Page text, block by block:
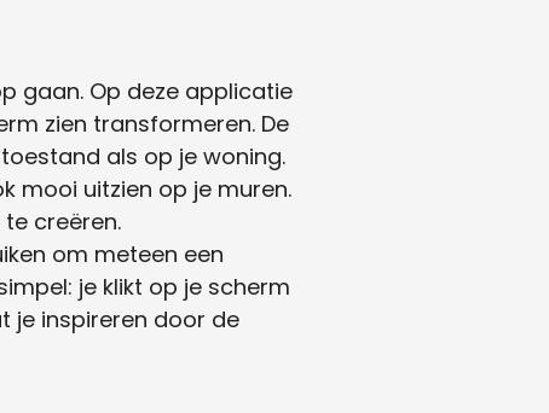
gaan. Op deze applicatie
zien transformeren. De
als op je woning.
mooi uitzien op je muren.
creëren.
om meteen een
je klikt op je scherm
je inspireren door de